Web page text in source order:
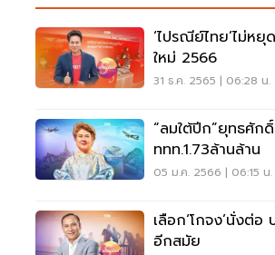
‘ไปรณีย์ไทย’ไม่ห
ใหม่ 2566
31 ธ.ค. 2565 | 06:28 น.
“ลมใต้ปีก”ยุทธศัก
ททท.1.73ล้านล้าน
05 ม.ค. 2566 | 06:15 น.
เลือก‘โกจง’นั่งต่อ
อีกสมัย